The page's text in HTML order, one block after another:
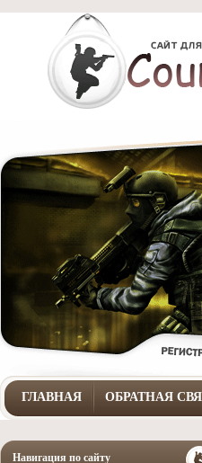
ГЛАВНАЯ ОБРАТНАЯ
Навигация по сайту